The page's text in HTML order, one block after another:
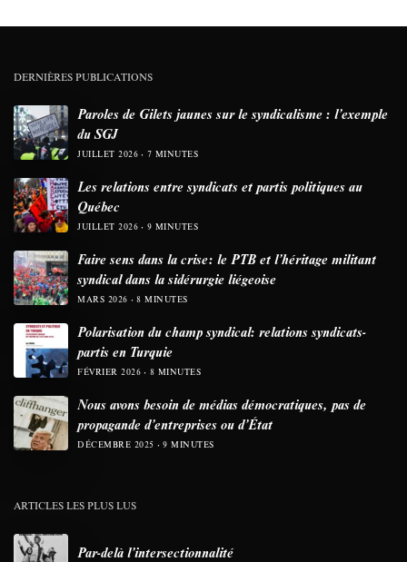
DERNIÈRES PUBLICATIONS
Paroles de Gilets jaunes sur le syndicalisme : l’exemple
du SGJ
JUILLET 2026 7 MINUTES
Les relations entre syndicats et partis politiques au
Québec
JUILLET 2026 9 MINUTES
Faire sens dans la crise: le PTB et l’héritage militant
syndical dans la sidérurgie liégeoise
MARS 2026 8 MINUTES
Polarisation du champ syndical: relations syndicats-
partis en Turquie
FÉVRIER 2026 8 MINUTES
Nous avons besoin de médias démocratiques, pas de
propagande d’entreprises ou d’État
DÉCEMBRE 2025 9 MINUTES
ARTICLES LES PLUS LUS
Par-delà l’intersectionnalité